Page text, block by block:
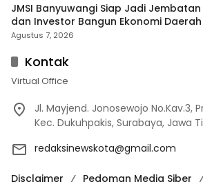
JMSI Banyuwangi Siap Jadi
dan Investor Bangun Ekonomi Daerah
Agustus 7, 2026
Kontak
Virtual Office
Jl. Mayjend. Jonosewojo No.Kav.3,
Kec. Dukuhpakis, Surabaya, Jawa
redaksinewskota@gmail.com
Disclaimer Pedoman Media Siber